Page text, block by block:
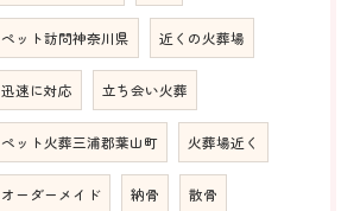
ペット訪問神奈川県 近くの火葬場
迅速に対応 立ち会い火葬
ペット火葬三浦郡葉山町 火葬場近く
オーダーメイド 納骨 散骨